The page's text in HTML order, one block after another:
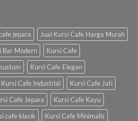
jepara
Jual Kursi Cafe Harga Murah
Bar Modern
Kursi Cafe
Kursi Cafe Elegan
Kursi Cafe Industrial
Kursi Cafe Jati
Cafe Jepara
Kursi Cafe Kayu
cafe klasik
Kursi Cafe Minimalis